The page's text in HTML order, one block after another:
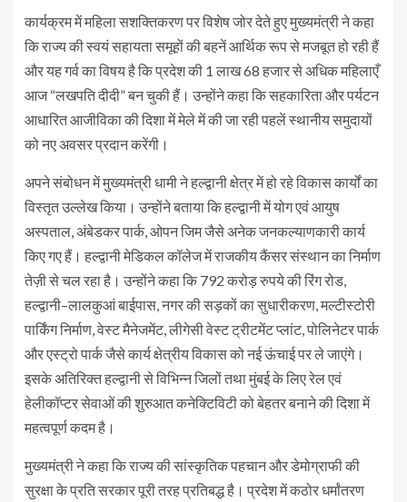
कार्यक्रम में महिला सशक्तिकरण पर विशेष जोर देते हुए मुख्यमंत्री ने कहा
कि राज्य की स्वयं सहायता समूहों की बहनें आर्थिक रूप से मजबूत हो रही हैं
और यह गर्व का विषय है कि प्रदेश की 1 लाख 68 हजार से अधिक महिलाएँ
आज “लखपति दीदी” बन चुकी हैं। उन्होंने कहा कि सहकारिता और पर्यटन
आधारित आजीविका की दिशा में मेले में की जा रही पहलें स्थानीय समुदायों
को नए अवसर प्रदान करेंगी।
अपने संबोधन में मुख्यमंत्री धामी ने हल्द्वानी क्षेत्र में हो रहे विकास कार्यों का
विस्तृत उल्लेख किया। उन्होंने बताया कि हल्द्वानी में योग एवं आयुष
अस्पताल, अंबेडकर पार्क, ओपन जिम जैसे अनेक जनकल्याणकारी कार्य
किए गए हैं। हल्द्वानी मेडिकल कॉलेज में राजकीय कैंसर संस्थान का निर्माण
तेज़ी से चल रहा है। उन्होंने कहा कि 792 करोड़ रुपये की रिंग रोड,
हल्द्वानी–लालकुआं बाईपास, नगर की सड़कों का सुधारीकरण, मल्टीस्टोरी
पार्किंग निर्माण, वेस्ट मैनेजमेंट, लीगेसी वेस्ट ट्रीटमेंट प्लांट, पोलिनेटर पार्क
और एस्ट्रो पार्क जैसे कार्य क्षेत्रीय विकास को नई ऊंचाई पर ले जाएंगे।
इसके अतिरिक्त हल्द्वानी से विभिन्न जिलों तथा मुंबई के लिए रेल एवं
हेलीकॉप्टर सेवाओं की शुरुआत कनेक्टिविटी को बेहतर बनाने की दिशा में
महत्वपूर्ण कदम है।
मुख्यमंत्री ने कहा कि राज्य की सांस्कृतिक पहचान और डेमोग्राफी की
सुरक्षा के प्रति सरकार पूरी तरह प्रतिबद्ध है। प्रदेश में कठोर धर्मांतरण